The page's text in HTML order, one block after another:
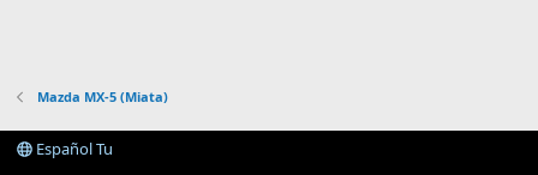
Mazda MX-5 (Miata)
Español Tu